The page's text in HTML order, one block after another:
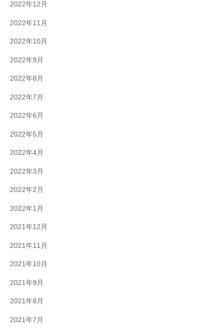
2022年12月
2022年11月
2022年10月
2022年9月
2022年8月
2022年7月
2022年6月
2022年5月
2022年4月
2022年3月
2022年2月
2022年1月
2021年12月
2021年11月
2021年10月
2021年9月
2021年8月
2021年7月